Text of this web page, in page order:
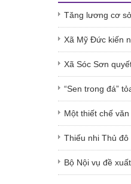
Tăng lương cơ
Xã Mỹ Đức kiến
Xã Sóc Sơn
“Sen trong đá”
Một thiết chế
Thiếu nhi Thủ
Bộ Nội vụ đề